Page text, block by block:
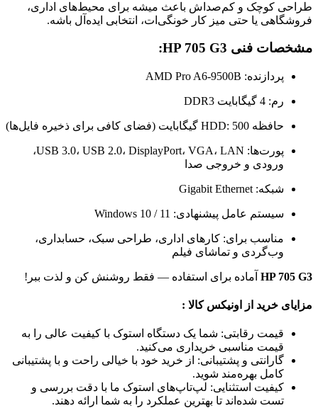
طراحی کوچک و کم‌صداش باعث میشه برای محیط‌های اداری،
فروشگاهی یا حتی میز کار خونگی‌ات، انتخابی ایده‌آل باشه.
مشخصات فنی HP 705 G3:
پردازنده: AMD Pro A6-9500B
رم: 4 گیگابایت DDR3
حافظه HDD: 500 گیگابایت (فضای کافی برای ذخیره فایل‌ها)
پورت‌ها: USB 3.0، USB 2.0، DisplayPort، VGA، LAN،
ورودی و خروجی صدا
شبکه: Gigabit Ethernet
سیستم عامل پیشنهادی: Windows 10 / 11
مناسب برای: کارهای اداری، طراحی سبک، حسابداری،
وب‌گردی و تماشای فیلم
HP 705 G3 آماده برای استفاده — فقط روشنش کن و لذت ببر!
مزایای خرید از اونیکس کالا :
قیمت رقابتی: شما یک دستگاه استوک با کیفیت عالی را به
قیمت مناسبی خریداری می‌کنید.
گارانتی و پشتیبانی: از خرید خود با خیالی راحت و با پشتیبانی
کامل بهره‌مند شوید.
کیفیت استثنایی: لپ‌تاپ‌های استوک ما با دقت بررسی و
تست شده‌اند تا بهترین عملکرد را به شما ارائه دهند.